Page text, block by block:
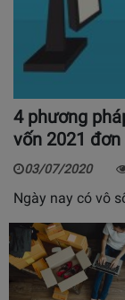
4 phương
vốn 2021 đơn
03/07/2020
Ngày nay có vô